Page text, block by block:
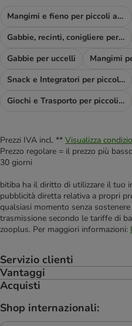
Mangimi e fieno per piccoli animali & Co
Gabbie, recinti, conigliere per piccoli animali
Gabbie per uccelli
Mangimi
Snack e Integratori per piccoli animali
Giochi e Trasporto per piccoli animali
Prezzi IVA incl. ** Visualizza
Prezzo regolare = il prezzo più
30 giorni
bitiba ha il diritto di utilizzare il tuo
pubblicità diretta relativa a propri
qualsiasi momento senza
trasmissione secondo le tariffe di
zooplus. Per maggiori informazioni:
Servizio clienti
Vantaggi
Acquisti
Shop internazionali: